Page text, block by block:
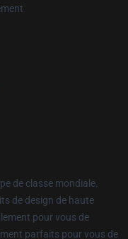
de classe mondiale.
de design de haute
pour vous de
parfaits pour vous de